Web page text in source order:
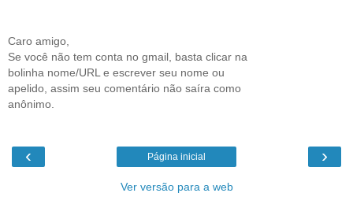
Caro amigo,
Se você não tem conta no gmail, basta clicar na
bolinha nome/URL e escrever seu nome ou
apelido, assim seu comentário não saíra como
anônimo.
‹ ›
Página inicial
Ver versão para a web